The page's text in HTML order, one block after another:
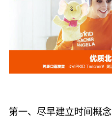
第一、尽早建立时间概念